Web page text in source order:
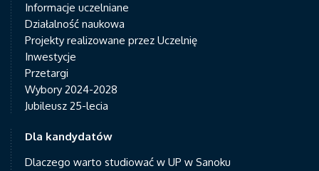
Informacje uczelniane
Działalność naukowa
Projekty realizowane przez Uczelnię
Inwestycje
Przetargi
Wybory 2024-2028
Jubileusz 25-lecia
Dla kandydatów
Dlaczego warto studiować w UP w Sanoku